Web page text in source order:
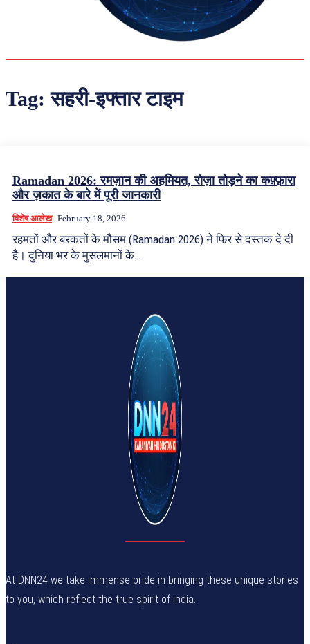
Tag:सहरी-इफ्तार टाइम
Ramadan 2026: रमज़ान की अहमियत, रोज़ा तोड़ने का कफ़्फ़ारा
और ज़कात के बारे में पूरी जानकारी
विशेष आलेख February 18, 2026
रहमतों और बरकतों के मौसम (Ramadan 2026) ने फिर से दस्तक दे दी
है। दुनिया भर के मुसलमानों के...
At DNN24 we take immense pride in bringing these unique stories
to you, which reflect the true spirit of India.